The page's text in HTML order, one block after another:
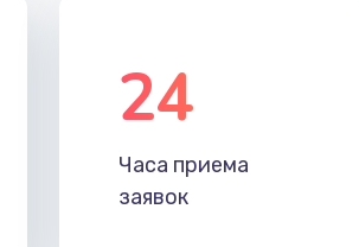
24
Часа приема
заявок